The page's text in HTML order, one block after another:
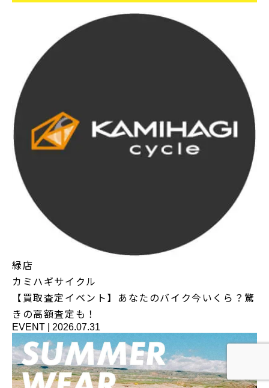
緑店
カミハギサイクル
【買取査定イベント】あなたのバイク今いくら？驚
きの高額査定も！
EVENT 2026.07.31